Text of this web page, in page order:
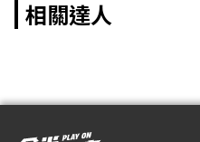
相關達人